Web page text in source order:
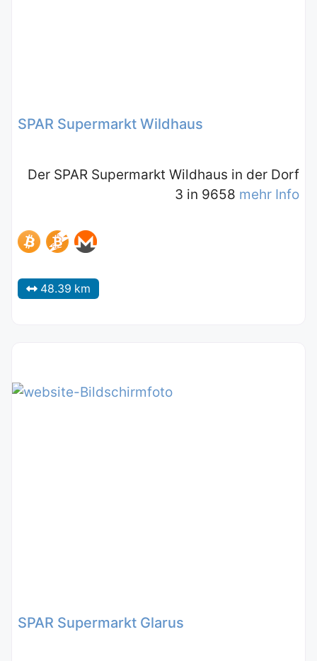
SPAR Supermarkt Wildhaus
Der SPAR Supermarkt Wildhaus in der Dorf
3 in 9658 mehr Info
48.39 km
SPAR Supermarkt Glarus